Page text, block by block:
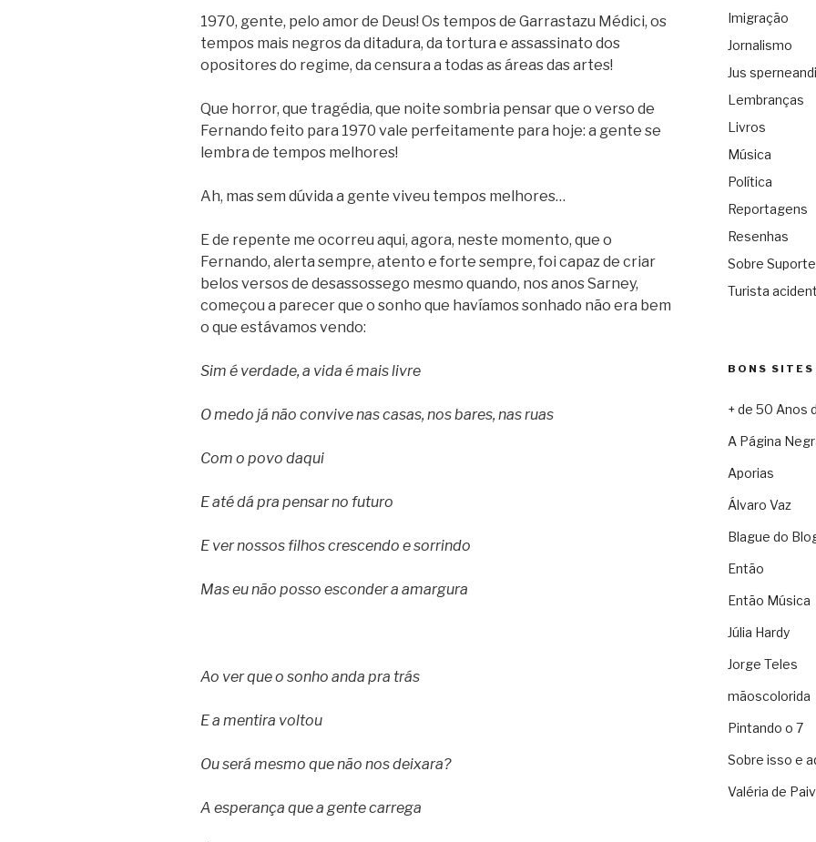
1970, gente, pelo amor de Deus! Os tempos de Garrastazu Médici, os
tempos mais negros da ditadura, da tortura e assassinato dos
opositores do regime, da censura a todas as áreas das artes!
Que horror, que tragédia, que noite sombria pensar que o verso de
Fernando feito para 1970 vale perfeitamente para hoje: a gente se
lembra de tempos melhores!
Ah, mas sem dúvida a gente viveu tempos melhores…
E de repente me ocorreu aqui, agora, neste momento, que o
Fernando, alerta sempre, atento e forte sempre, foi capaz de criar
belos versos de desassossego mesmo quando, nos anos Sarney,
começou a parecer que o sonho que havíamos sonhado não era bem
o que estávamos vendo:
Sim é verdade, a vida é mais livre
O medo já não convive nas casas, nos bares, nas ruas
Com o povo daqui
E até dá pra pensar no futuro
E ver nossos filhos crescendo e sorrindo
Mas eu não posso esconder a amargura
Ao ver que o sonho anda pra trás
E a mentira voltou
Ou será mesmo que não nos deixara?
A esperança que a gente carrega
Imigração
Jornalismo
Jus sperneandi
Lembranças
Livros
Música
Política
Reportagens
Resenhas
Sobre
Turista
BONS SITES
+ de 50 Anos
A Página
Aporias
Álvaro Vaz
Blague do
Então
Então Música
Júlia Hardy
Jorge Teles
mãoscolorida
Pintando o 7
Sobre isso e
Valéria de